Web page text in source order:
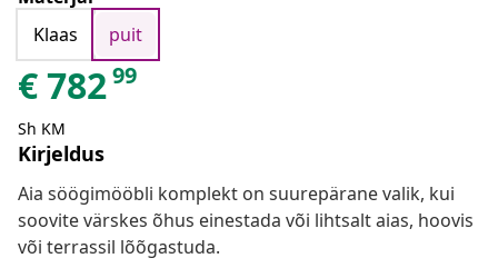
Klaas
puit
€78299
Sh KM
Kirjeldus
Aia söögimööbli komplekt on suurepärane valik, kui
soovite värskes õhus einestada või lihtsalt aias, hoovis
või terrassil lõõgastuda.